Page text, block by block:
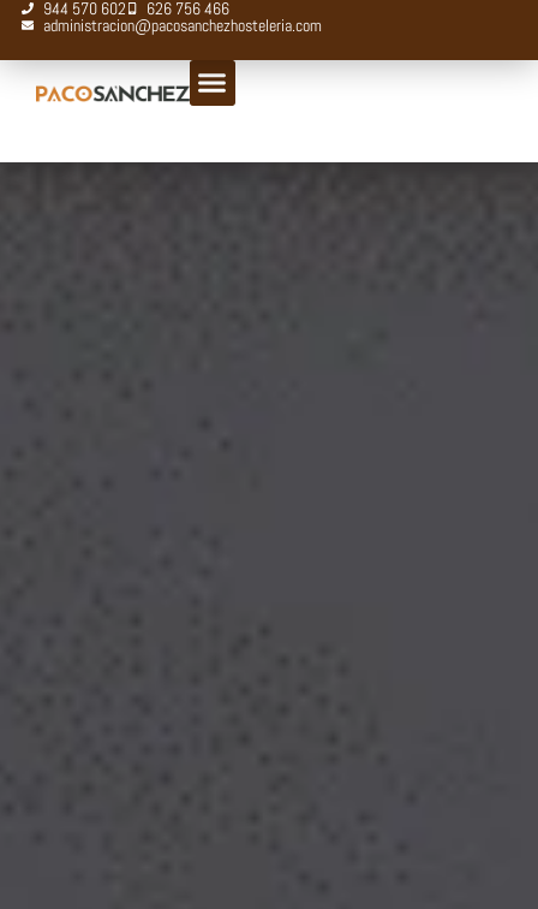
944 570 602 626 756 466
administracion@pacosanchezhosteleria.com